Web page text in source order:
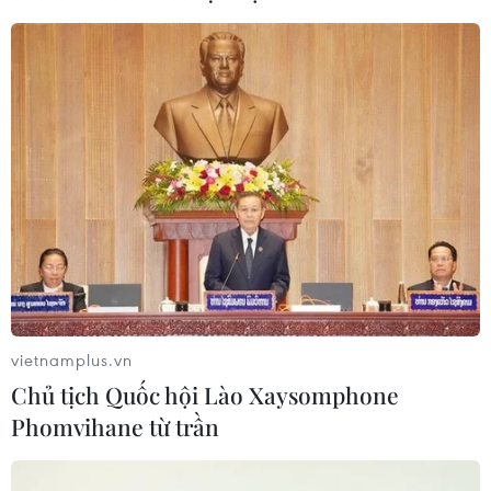
toàn phần từ độ cao 9.000 m
Đại biểu Quốc hội: Nếu không có cơ
chế bảo vệ sẽ khó khuyến khích đổi
mới sáng tạo thực tiễn
04/08/2026 11:01
Xem thêm
vietnamplus.vn
Chủ tịch Quốc hội Lào Xaysomphone
Phomvihane từ trần